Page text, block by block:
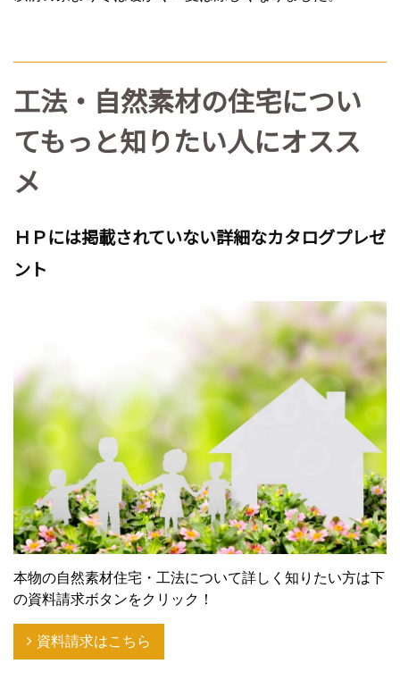
工法・自然素材の住宅につい
てもっと知りたい人にオスス
メ
ＨＰには掲載されていない詳細なカタログプレゼ
ント
本物の自然素材住宅・工法について詳しく知りたい方は下
の資料請求ボタンをクリック！
資料請求はこちら